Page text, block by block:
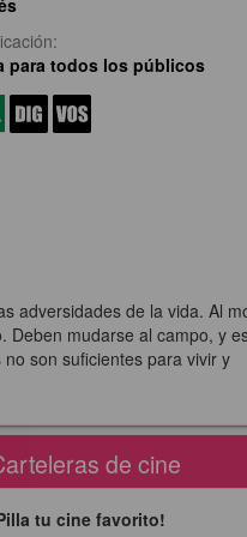
para todos los públicos
adversidades de la vida. Al
Deben mudarse al campo, y
son suficientes para vivir y
de cine
tu cine favorito!